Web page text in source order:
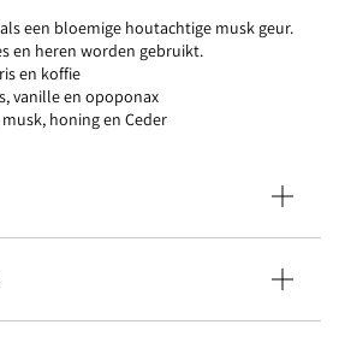
een bloemige houtachtige musk geur.
en heren worden gebruikt.
en koffie
vanille en opoponax
honing en Ceder